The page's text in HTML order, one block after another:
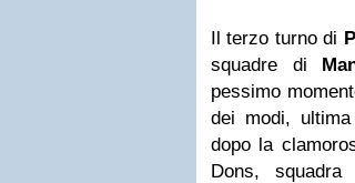
Il terzo turno di
squadre di
pessimo
dei modi,
dopo la
Dons,